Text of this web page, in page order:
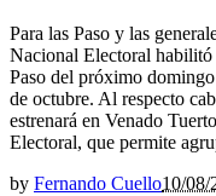
Para las Paso y las
Nacional Electoral habilitó
Paso del próximo
de octubre. Al respecto
estrenará en Venado
Electoral, que permite
by Fernando Cuello10/08/